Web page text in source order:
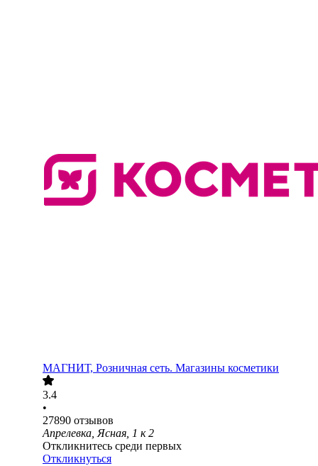
МАГНИТ, Розничная сеть. Магазины косметики
3.4
•
27890 отзывов
Апрелевка, Ясная, 1 к 2
Откликнитесь среди первых
Откликнуться